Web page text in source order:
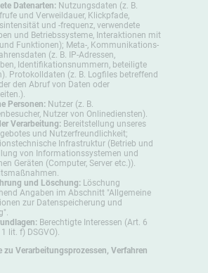
Datenarten: Nutzungsdaten (z. B.
und Verweildauer, Klickpfade,
und -frequenz, verwendete
und Betriebssysteme, Interaktionen mit
Funktionen); Meta-, Kommunikations-
(z. B. IP-Adressen,
Identifikationsnummern, beteiligte
Protokolldaten (z. B. Logfiles betreffend
den Abruf von Daten oder
Personen: Nutzer (z. B.
Nutzer von Onlinediensten).
Verarbeitung: Bereitstellung unseres
und Nutzerfreundlichkeit;
Infrastruktur (Betrieb und
von Informationssystemen und
Geräten (Computer, Server etc.)).
und Löschung: Löschung
Angaben im Abschnitt "Allgemeine
zur Datenspeicherung und
Berechtigte Interessen (Art. 6
lit. f) DSGVO).
zu Verarbeitungsprozessen, Verfahren